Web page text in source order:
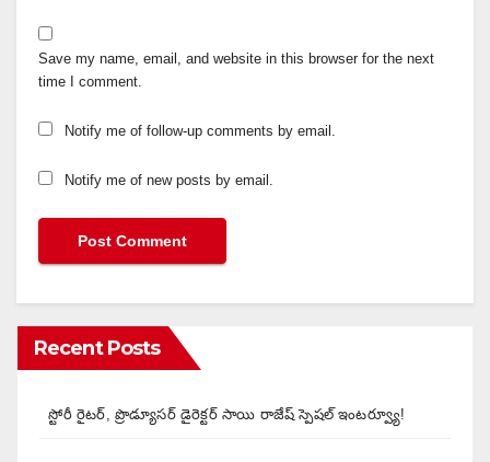
Save my name, email, and website in this browser for the next
time I comment.
Notify me of follow-up comments by email.
Notify me of new posts by email.
Recent Posts
స్టోరీ రైటర్, ప్రొడ్యూసర్ డైరెక్టర్ సాయి రాజేష్ స్పెషల్ ఇంటర్వ్యూ!